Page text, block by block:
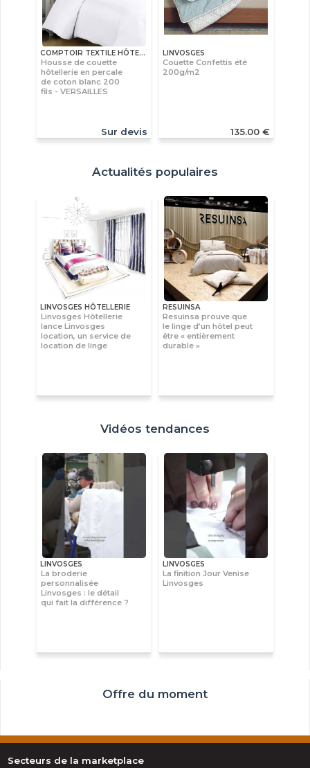
COMPTOIR TEXTILE HÔTELIER
Housse de couette
hôtellerie en percale
de coton blanc 200
fils - VERSAILLES
Sur devis
LINVOSGES
Couette Confettis été
200g/m2
135.00 €
Actualités populaires
LINVOSGES HÔTELLERIE
Linvosges Hôtellerie
lance Linvosges
location, un service de
location de linge
RESUINSA
Resuinsa prouve que
le linge d’un hôtel peut
être « entièrement
durable »
Vidéos tendances
LINVOSGES
La broderie
personnalisée
Linvosges : le détail
qui fait la différence ?
LINVOSGES
La finition Jour Venise
Linvosges
Offre du moment
Secteurs de la marketplace